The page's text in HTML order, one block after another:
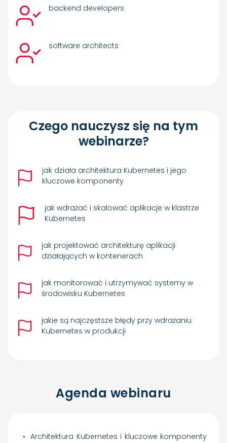
backend developers
software architects
Czego nauczysz się na tym
webinarze?
jak działa architektura Kubernetes i jego
kluczowe komponenty
jak wdrażać i skalować aplikacje w klastrze
Kubernetes
jak projektować architekturę aplikacji
działających w kontenerach
jak monitorować i utrzymywać systemy w
środowisku Kubernetes
jakie są najczęstsze błędy przy wdrażaniu
Kubernetes w produkcji
Agenda webinaru
Architektura Kubernetes i kluczowe komponenty